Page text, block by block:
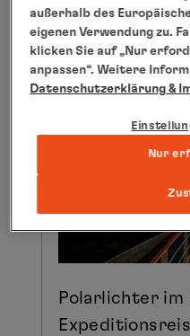
Polarlichter im
04.05.2026
außerhalb des
eigenen Verwendung zu.
klicken Sie auf „Nur
anpassen“. Weitere
Datenschutzerklärung &
Nur